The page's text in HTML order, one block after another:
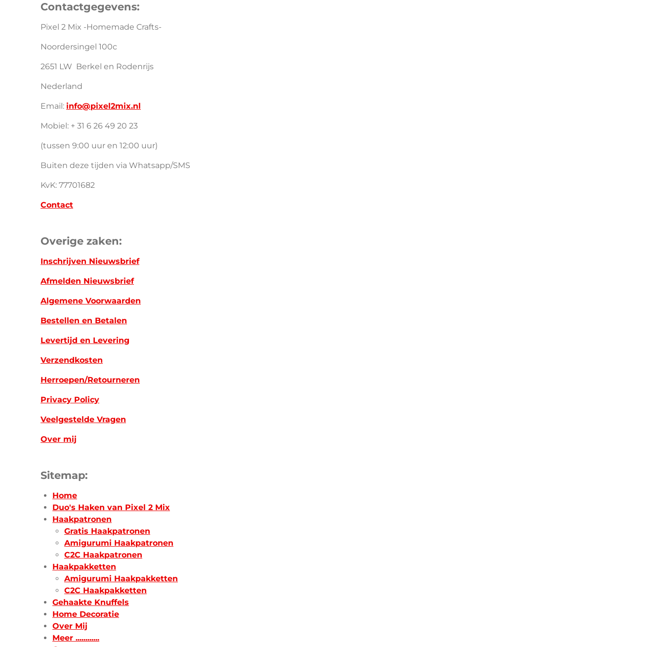
Contactgegevens:
Pixel 2 Mix -Homemade Crafts-
Noordersingel 100c
2651 LW Berkel en Rodenrijs
Nederland
Email: info@pixel2mix.nl
Mobiel: + 31 6 26 49 20 23
(tussen 9:00 uur en 12:00 uur)
Buiten deze tijden via Whatsapp/SMS
KvK: 77701682
Contact
Overige zaken:
Inschrijven Nieuwsbrief
Afmelden Nieuwsbrief
Algemene Voorwaarden
Bestellen en Betalen
Levertijd en Levering
Verzendkosten
Herroepen/Retourneren
Privacy Policy
Veelgestelde Vragen
Over mij
Sitemap:
Home
Duo's Haken van Pixel 2 Mix
Haakpatronen
Gratis Haakpatronen
Amigurumi Haakpatronen
C2C Haakpatronen
Haakpakketten
Amigurumi Haakpakketten
C2C Haakpakketten
Gehaakte Knuffels
Home Decoratie
Over Mij
Meer ............